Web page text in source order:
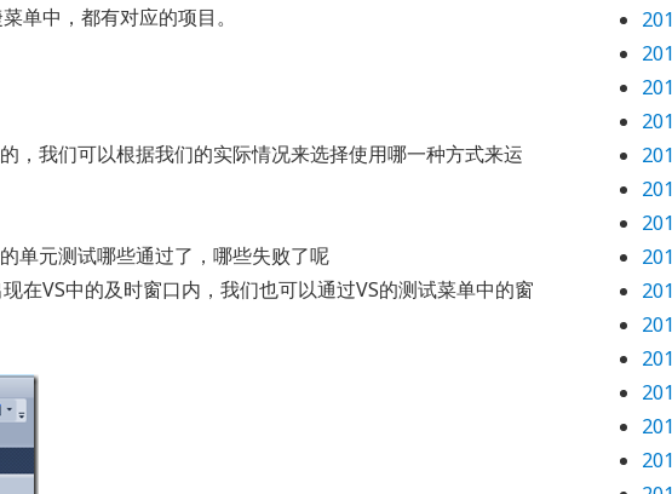
单中，都有对应的项目。
，我们可以根据我们的实际情况来选择使用哪一种方式来运
单元测试哪些通过了，哪些失败了呢
在VS中的及时窗口内，我们也可以通过VS的测试菜单中的窗